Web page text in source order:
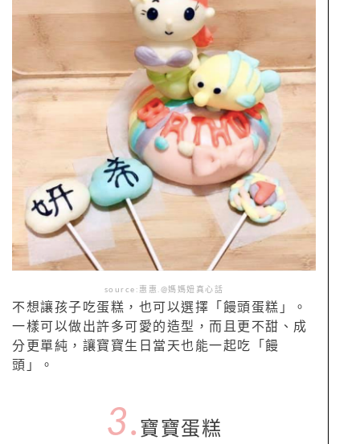
source:惠惠.@媽媽妞真心話
不想讓孩子吃蛋糕，也可以選擇「饅頭蛋糕」。
一樣可以做出許多可愛的造型，而且更不甜、成
分更單純，讓寶寶生日當天也能一起吃「饅
頭」。
3. 寶寶蛋糕